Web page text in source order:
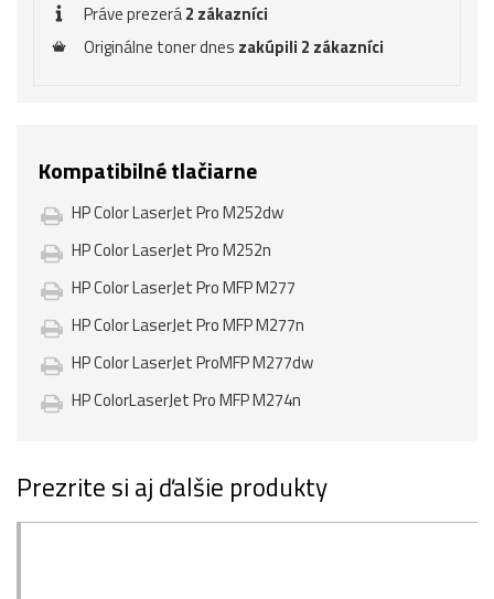
Práve prezerá2 zákazníci
Originálne toner dnes zakúpili 2 zákazníci
Kompatibilné tlačiarne
HP Color LaserJet Pro M252dw
HP Color LaserJet Pro M252n
HP Color LaserJet Pro MFP M277
HP Color LaserJet Pro MFP M277n
HP Color LaserJet ProMFP M277dw
HP ColorLaserJet Pro MFP M274n
Prezrite si aj ďalšie produkty